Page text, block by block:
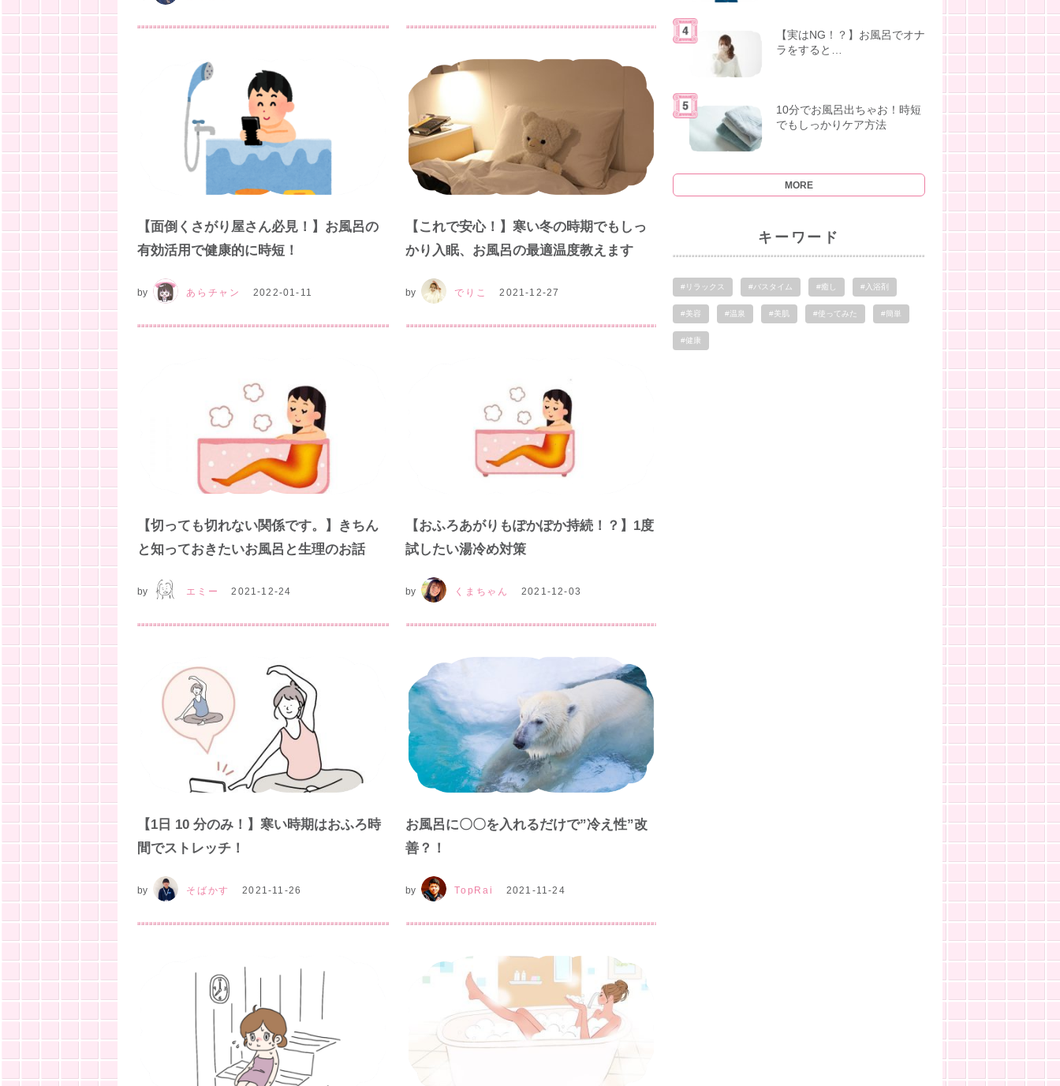
【面倒くさがり屋さん必見！】お風呂の
有効活用で健康的に時短！
by あらチャン 2022-01-11
【これで安心！】寒い冬の時期でもしっ
かり入眠、お風呂の最適温度教えます
by でりこ 2021-12-27
【切っても切れない関係です。】きちん
と知っておきたいお風呂と生理のお話
by エミー 2021-12-24
【おふろあがりもぽかぽか持続！？】1度
試したい湯冷め対策
by くまちゃん 2021-12-03
【1⽇ 10 分のみ！】寒い時期はおふろ時
間でストレッチ！
by そばかす 2021-11-26
お風呂に〇〇を入れるだけで”冷え性”改
善？！
by TopRai 2021-11-24
【実はNG！？】お風呂でオナ
ラをすると…
10分でお風呂出ちゃお！時短
でもしっかりケア方法
MORE
キーワード
#リラックス #バスタイム #癒し #入浴剤
#美容 #温泉 #美肌 #使ってみた #簡単
#健康